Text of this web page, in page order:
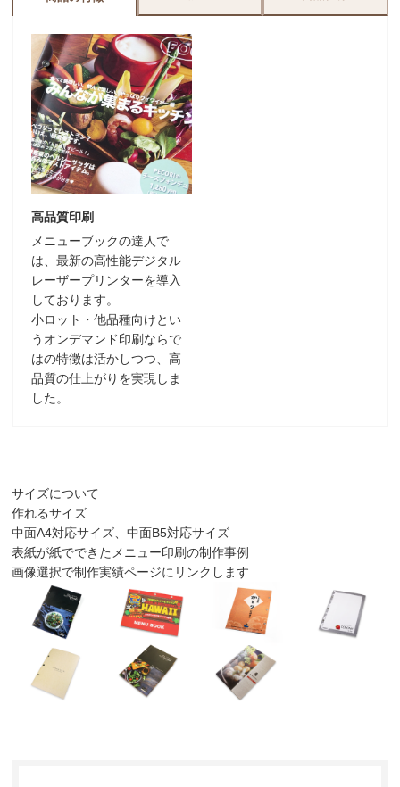
高品質印刷
メニューブックの達人で
は、最新の高性能デジタル
レーザープリンターを導入
しております。
小ロット・他品種向けとい
うオンデマンド印刷ならで
はの特徴は活かしつつ、高
品質の仕上がりを実現しま
した。
サイズについて
作れるサイズ
中面A4対応サイズ、中面B5対応サイズ
表紙が紙でできたメニュー印刷の制作事例
画像選択で制作実績ページにリンクします